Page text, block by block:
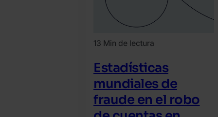
13 Min de lectura
Estadísticas
mundiales de
fraude en el robo